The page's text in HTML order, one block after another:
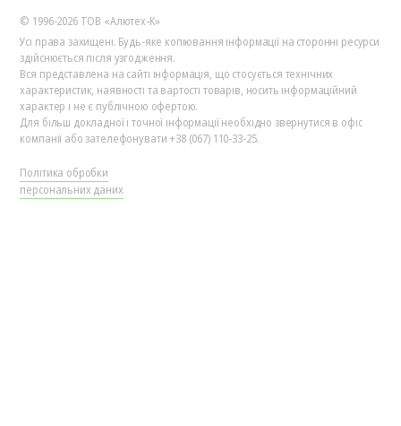
© 1996-2026 ТОВ «Алютех‑К»
Усі права захищені. Будь-яке копіювання інформації на сторонні ресурси
здійснюється після узгодження.
Вся представлена на сайті інформація, що стосується технічних
характеристик, наявності та вартості товарів, носить інформаційний
характер і не є публічною офертою.
Для більш докладної і точної інформації необхідно звернутися в офіс
компанії або зателефонувати +38 (067) 110-33-25.
Політика обробки
персональних даних